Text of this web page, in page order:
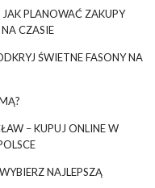
PLANOWAĆ ZAKUPY
CZASIE
ŚWIETNE FASONY NA
– KUPUJ ONLINE W
NAJLEPSZĄ